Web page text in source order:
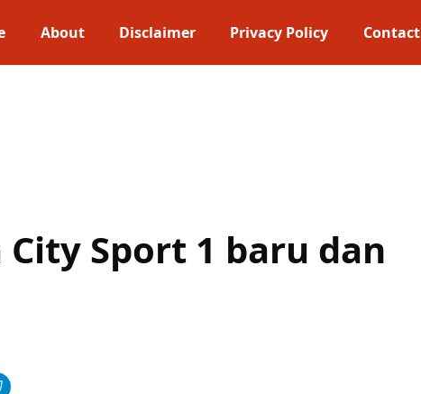
About Disclaimer Privacy Policy Contact
Sport 1 baru dan